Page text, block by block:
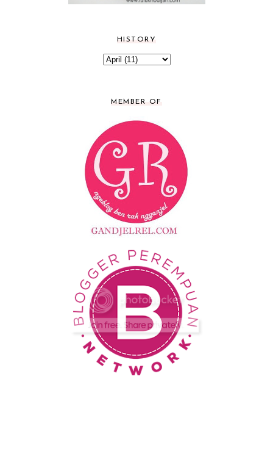
HISTORY
MEMBER OF